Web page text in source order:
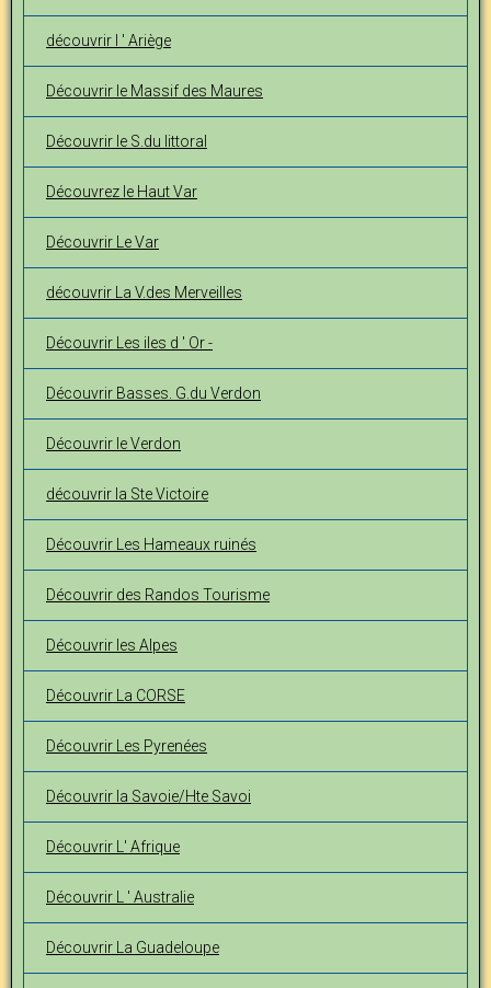
découvrir l ' Ariège
Découvrir le Massif des Maures
Découvrir le S.du littoral
Découvrez le Haut Var
Découvrir Le Var
découvrir La V.des Merveilles
Découvrir Les iles d ' Or -
Découvrir Basses. G.du Verdon
Découvrir le Verdon
découvrir la Ste Victoire
Découvrir Les Hameaux ruinés
Découvrir des Randos Tourisme
Découvrir les Alpes
Découvrir La CORSE
Découvrir Les Pyrenées
Découvrir la Savoie/Hte Savoi
Découvrir L' Afrique
Découvrir L ' Australie
Découvrir La Guadeloupe